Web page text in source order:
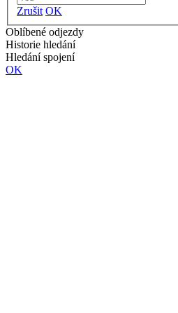
Zrušit OK
Oblíbené odjezdy
Historie hledání
Hledání spojení
OK